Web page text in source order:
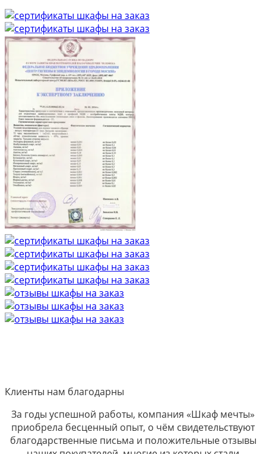
Клиенты нам благодарны
За годы успешной работы, компания «Шкаф мечты»
приобрела бесценный опыт, о чём свидетельствуют
благодарственные письма и положительные отзывы